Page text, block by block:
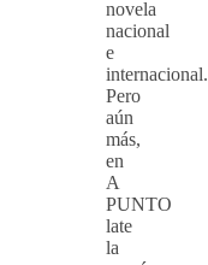
novela
nacional
e
internacional.
Pero
aún
más,
en
A
PUNTO
late
la